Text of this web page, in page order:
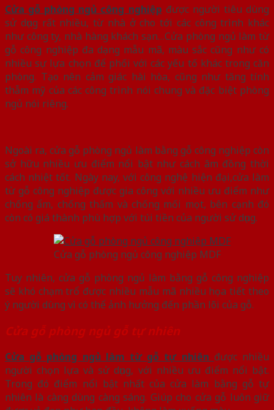
Cửa gỗ phòng ngủ công nghiệp được người tiêu dùng
sử dụng rất nhiều, từ nhà ở cho tới các công trình khác
như công ty, nhà hàng khách sạn…Cửa phòng ngủ làm từ
gỗ công nghiệp đa dạng mẫu mã, màu sắc cũng như có
nhiều sự lựa chọn để phối với các yếu tố khác trong căn
phòng. Tạo nên cảm giác hài hòa, cũng như tăng tính
thẫm mỹ của các công trình nói chung và đặc biệt phòng
ngủ nói riêng.
Ngoài ra, cửa gỗ phòng ngủ làm bằng gỗ công nghiệp còn
sở hữu nhiều ưu điểm nổi bật như cách âm đồng thời
cách nhiệt tốt. Ngày nay, với công nghệ hiện đại,cửa làm
từ gỗ công nghiệp được gia công với nhiều ưu điểm như
chống ẩm, chống thấm và chống mối mọt, bên cạnh đó
còn có giá thành phù hợp với túi tiền của người sử dụng.
Cửa gỗ phòng ngủ công nghiệp MDF
Tuy nhiên, cửa gỗ phòng ngủ làm bằng gỗ công nghiệp
sẽ khó chạm trổ được nhiều mẫu mã nhiều họa tiết theo
ý người dùng vì có thể ảnh hưởng đến phần lõi của gỗ.
Cửa gỗ phòng ngủ gỗ tự nhiên
Cửa gỗ phòng ngủ làm từ gỗ tự nhiên được nhiều
người chọn lựa và sử dụng, với nhiều ưu điểm nổi bật.
Trong đó điểm nổi bật nhất của cửa làm bằng gỗ tự
nhiên là càng dùng càng sáng. Giúp cho cửa gỗ luôn giữ